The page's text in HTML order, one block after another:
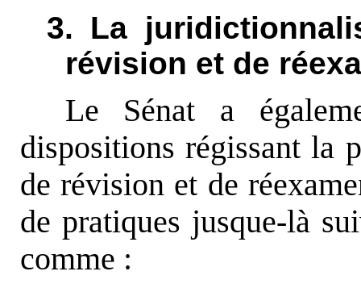
3. La
révision et de
Le Sénat a
dispositions régissant la
de révision et de
de pratiques jusque-là
comme :